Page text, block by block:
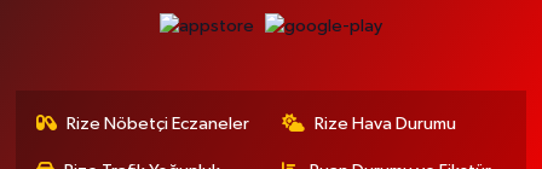
Rize Nöbetçi Eczaneler Rize Hava Durumu